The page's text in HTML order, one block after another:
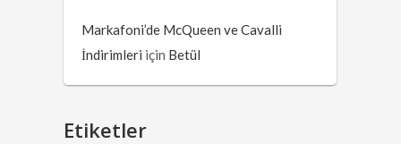
Markafoni’de McQueen ve Cavalli
İndirimleri için Betül
Etiketler